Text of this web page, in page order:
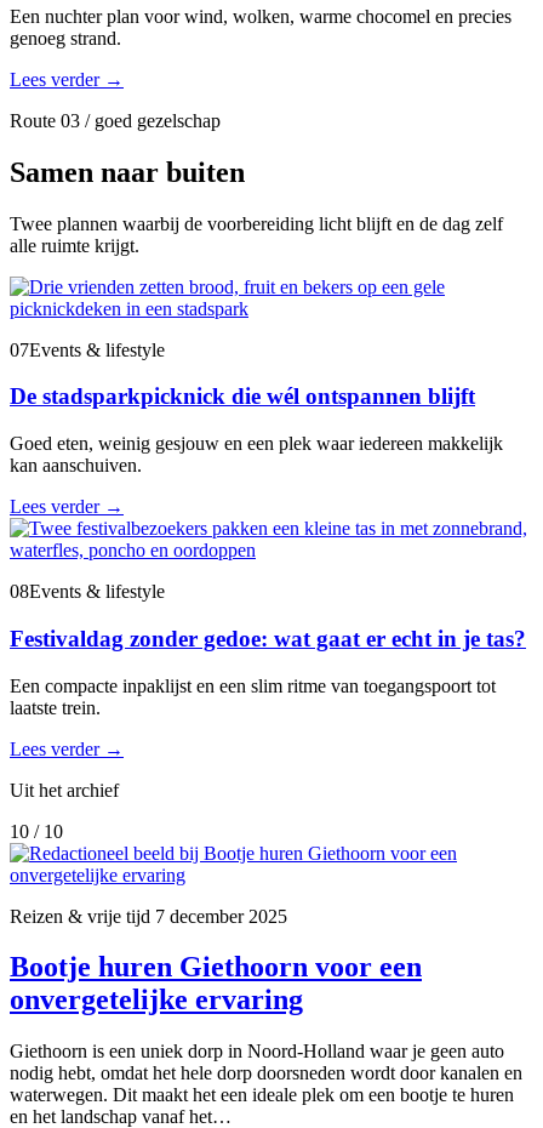
Een nuchter plan voor wind, wolken, warme chocomel en precies
genoeg strand.
Lees verder →
Route 03 / goed gezelschap
Samen naar buiten
Twee plannen waarbij de voorbereiding licht blijft en de dag zelf
alle ruimte krijgt.
07Events & lifestyle
De stadsparkpicknick die wél ontspannen blijft
Goed eten, weinig gesjouw en een plek waar iedereen makkelijk
kan aanschuiven.
Lees verder →
08Events & lifestyle
Festivaldag zonder gedoe: wat gaat er echt in je tas?
Een compacte inpaklijst en een slim ritme van toegangspoort tot
laatste trein.
Lees verder →
Uit het archief
10 / 10
Reizen & vrije tijd 7 december 2025
Bootje huren Giethoorn voor een
onvergetelijke ervaring
Giethoorn is een uniek dorp in Noord-Holland waar je geen auto
nodig hebt, omdat het hele dorp doorsneden wordt door kanalen en
waterwegen. Dit maakt het een ideale plek om een bootje te huren
en het landschap vanaf het…